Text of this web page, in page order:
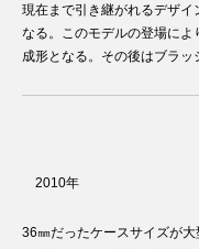
現在まで引き継がれるデザ
なる。このモデルの登場に
成形となる。その後はブラッ
2010年
36㎜だったケースサイズが